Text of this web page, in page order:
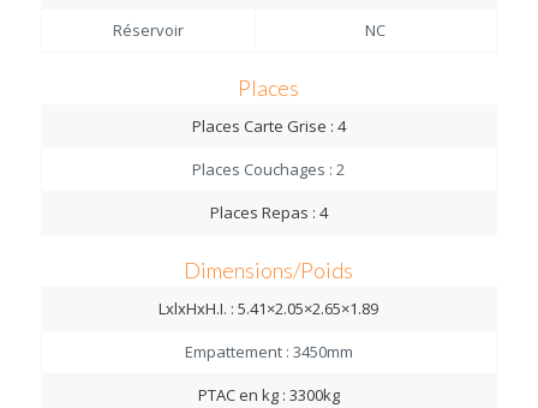
Réservoir
NC
Places
Places Carte Grise : 4
Places Couchages : 2
Places Repas : 4
Dimensions/Poids
LxlxHxH.I. : 5.41×2.05×2.65×1.89
Empattement : 3450mm
PTAC en kg : 3300kg